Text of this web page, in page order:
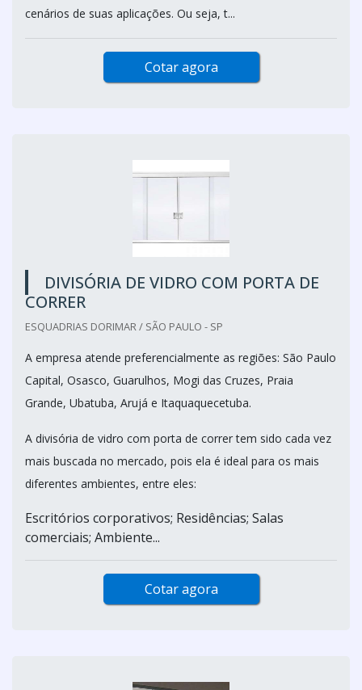
cenários de suas aplicações. Ou seja, t...
Cotar agora
DIVISÓRIA DE VIDRO COM PORTA DE
CORRER
ESQUADRIAS DORIMAR / SÃO PAULO - SP
A empresa atende preferencialmente as regiões: São Paulo
Capital, Osasco, Guarulhos, Mogi das Cruzes, Praia
Grande, Ubatuba, Arujá e Itaquaquecetuba.
A divisória de vidro com porta de correr tem sido cada vez
mais buscada no mercado, pois ela é ideal para os mais
diferentes ambientes, entre eles:
Escritórios corporativos; Residências; Salas
comerciais; Ambiente...
Cotar agora